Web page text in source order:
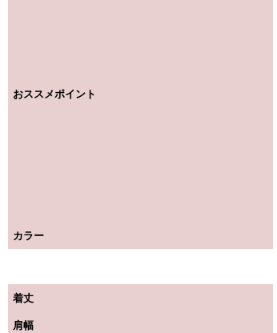
おススメポイント
カラー
着丈
肩幅